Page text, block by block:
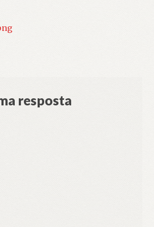
resposta